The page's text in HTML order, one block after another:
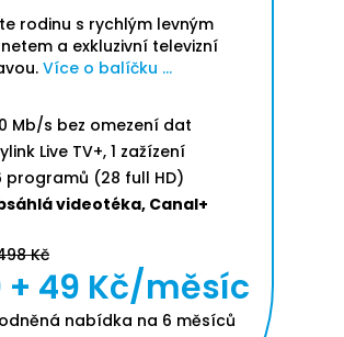
rodinu s rychlým levným
a exkluzivní televizní
Více o balíčku ...
Mb/s bez omezení dat
Live TV+, 1 zažízení
programů (28 full HD)
videotéka, Canal+
Kč
+ 49 Kč/měsíc
nabídka na 6 měsíců